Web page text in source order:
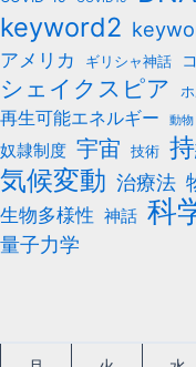
keyword2
アメリカ ギリシャ神話
シェイクスピア
再生可能エネルギー
動物
奴隷制度 宇宙 技術
気候変動 治療法
生物多様性 神話 科
量子力学